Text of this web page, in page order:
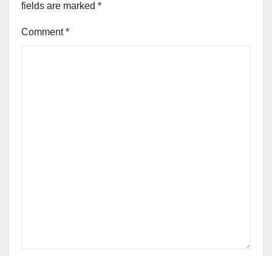
fields are marked *
Comment*